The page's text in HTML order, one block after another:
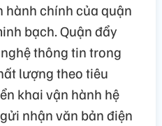
hành chính của quận
bạch. Quận đẩy
thông tin trong
lượng theo tiêu
khai vận hành hệ
nhận văn bản điện